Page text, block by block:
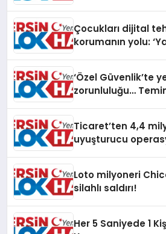
Çocukları dijital
korumanın yolu:
‘Özel Güvenlik’te
zorunluluğu…
Ticaret’ten 4,4
uyuşturucu
Loto milyoneri
silahlı saldırı!
Her 5 Saniyede 1